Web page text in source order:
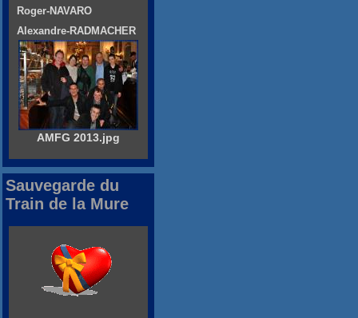
Roger-NAVARO
Alexandre-RADMACHER
AMFG 2013.jpg
Sauvegarde du
Train de la Mure